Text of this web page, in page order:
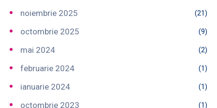
noiembrie 2025 (21)
octombrie 2025 (9)
mai 2024 (2)
februarie 2024 (1)
ianuarie 2024 (1)
octombrie 2023 (1)